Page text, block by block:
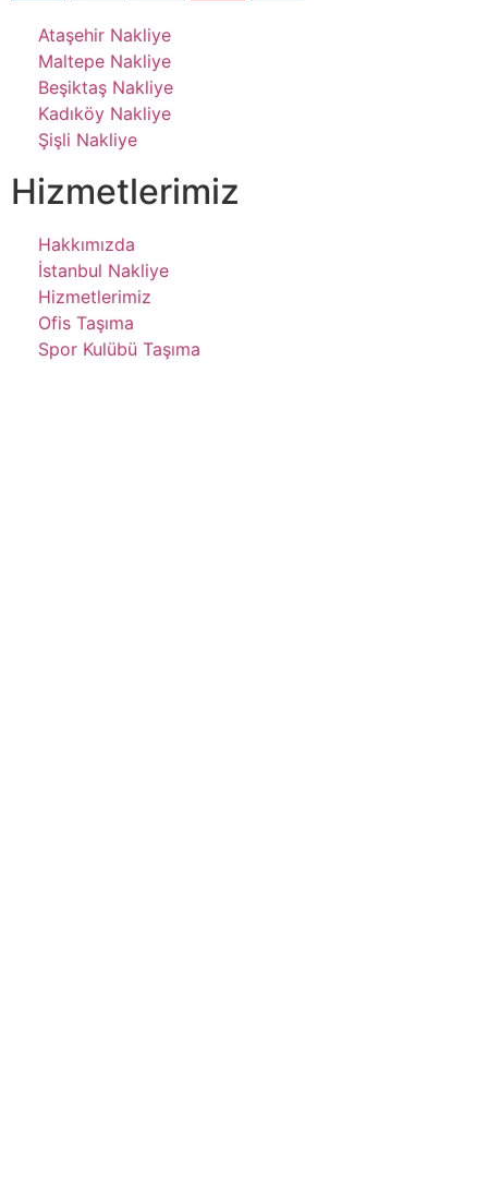
Ataşehir Nakliye
Maltepe Nakliye
Beşiktaş Nakliye
Kadıköy Nakliye
Şişli Nakliye
Hizmetlerimiz
Hakkımızda
İstanbul Nakliye
Hizmetlerimiz
Ofis Taşıma
Spor Kulübü Taşıma